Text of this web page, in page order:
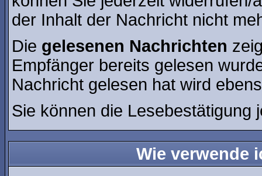
der Inhalt der Nachricht nicht
Die gelesenen Nachrichten
Empfänger bereits gelesen
Nachricht gelesen hat wird
Sie können die Lesebestätigung
Wie verwende